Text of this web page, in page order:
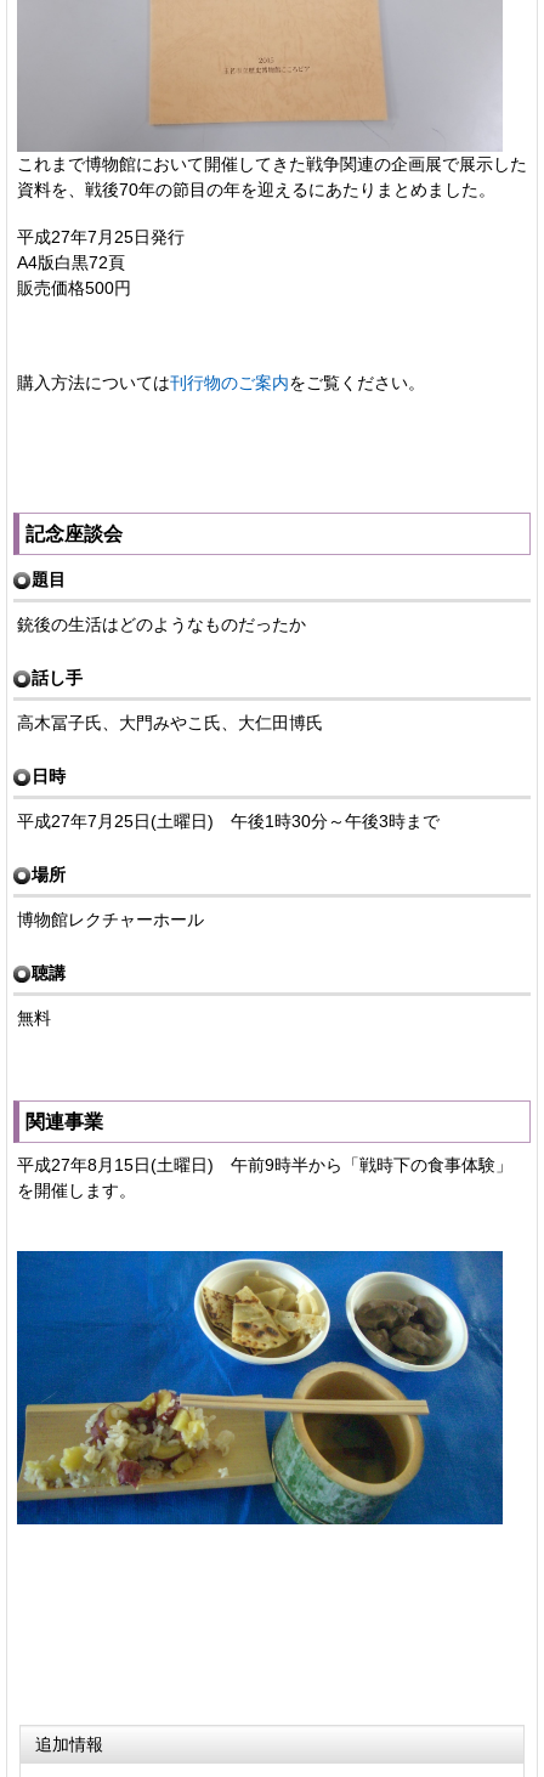
これまで博物館において開催してきた戦争関連の企画展で展示した
資料を、戦後70年の節目の年を迎えるにあたりまとめました。
平成27年7月25日発行
A4版白黒72頁
販売価格500円
購入方法については刊行物のご案内をご覧ください。
記念座談会
題目
銃後の生活はどのようなものだったか
話し手
高木冨子氏、大門みやこ氏、大仁田博氏
日時
平成27年7月25日(土曜日) 午後1時30分～午後3時まで
場所
博物館レクチャーホール
聴講
無料
関連事業
平成27年8月15日(土曜日) 午前9時半から「戦時下の食事体験」
を開催します。
追加情報